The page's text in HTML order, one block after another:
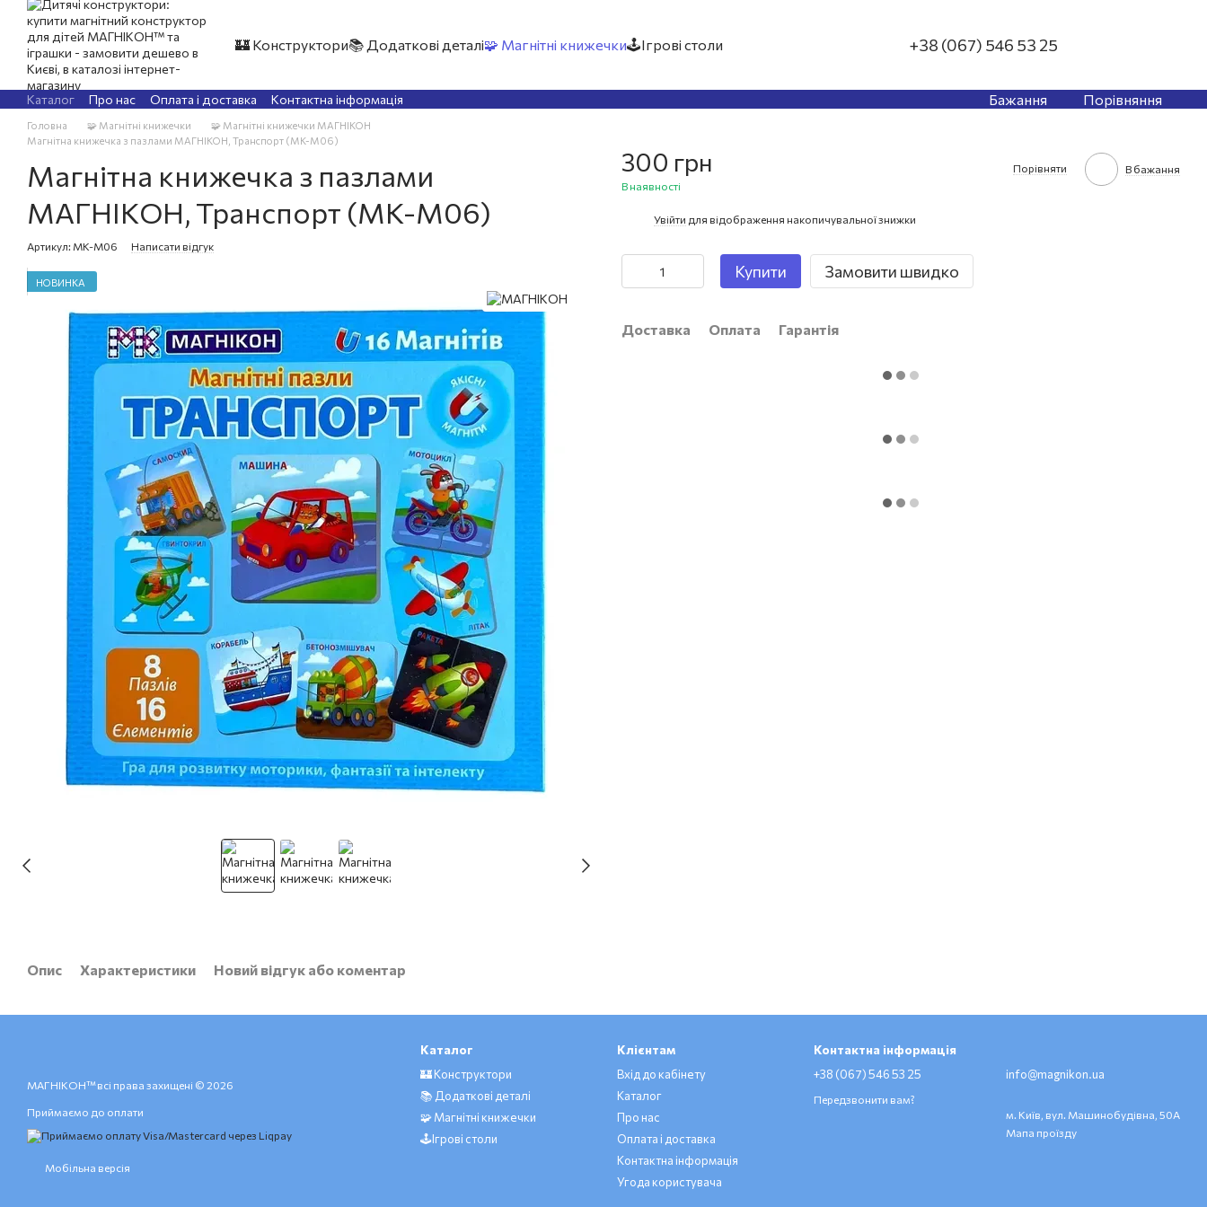
Перейти до основного контенту
🏰 Конструктори📚 Додаткові деталі🧩 Магнітні книжечки🕹️Ігрові столи +38 (067) 546 53 25
Каталог Про нас Оплата і доставка Контактна інформація Бажання Порівняння
Головна 🧩 Магнітні книжечки
🧩 Магнітні книжечки МАГНІКОН
Магнітна книжечка з пазлами МАГНІКОН, Транспорт (MK-М06)
Магнітна книжечка з пазлами
МАГНІКОН, Транспорт (MK-М06)
Артикул: MK-М06 Написати відгук
НОВИНКА
300 грн
В наявності
Порівняти В бажання
Увійти для відображення накопичувальної знижки
Купити Замовити швидко
Доставка Оплата Гарантія
Опис Характеристики Новий відгук або коментар
МАГНІКОН™ всі права захищені © 2026
Приймаємо до оплати
Мобільна версія
Каталог
🏰 Конструктори
📚 Додаткові деталі
🧩 Магнітні книжечки
🕹️Ігрові столи
Клієнтам
Вхід до кабінету
Каталог
Про нас
Оплата і доставка
Контактна інформація
Угода користувача
Контактна інформація
+38 (067) 546 53 25
Передзвонити вам?
info@magnikon.ua
м. Київ, вул. Машинобудівна, 50А
Мапа проїзду